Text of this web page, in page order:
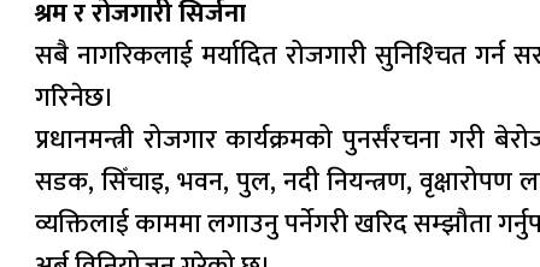
श्रम र रोजगारी सिर्जना
सबै नागरिकलाई मर्यादित रोजगारी सुनिश्‍चित गर्न
गरिनेछ।
प्रधानमन्त्री रोजगार कार्यक्रमको पुनर्संरचना
सडक, सिँचाइ, भवन, पुल, नदी नियन्त्रण, वृक्षारोपण
व्यक्तिलाई काममा लगाउनु पर्नेगरी खरिद सम्झौता